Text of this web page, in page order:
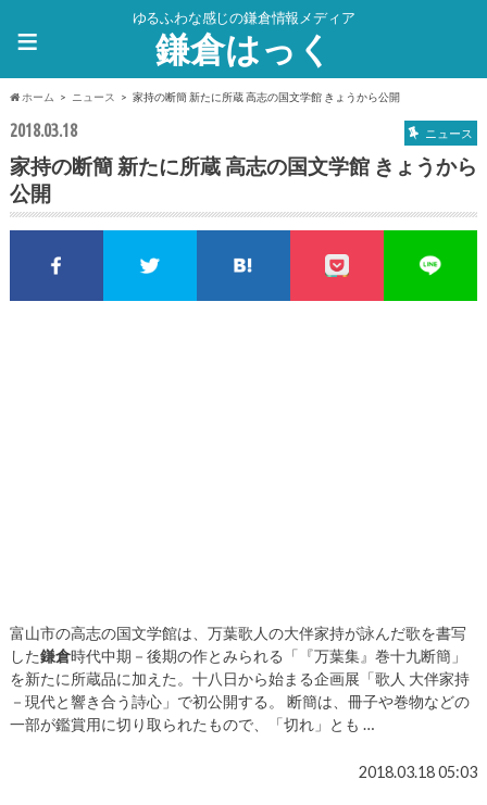
ゆるふわな感じの鎌倉情報メディア
鎌倉はっく
≡
ホーム ニュース 家持の断簡 新たに所蔵 高志の国文学館 きょうから公開
2018.03.18 ニュース
家持の断簡 新たに所蔵 高志の国文学館 きょうから
公開
FacebookでシェアTwitterでシェアこのエントリーをはて
pocket
富山市の高志の国文学館は、万葉歌人の大伴家持が詠んだ歌を書写
した鎌倉時代中期－後期の作とみられる「『万葉集』巻十九断簡」
を新たに所蔵品に加えた。十八日から始まる企画展「歌人 大伴家持
－現代と響き合う詩心」で初公開する。 断簡は、冊子や巻物などの
一部が鑑賞用に切り取られたもので、「切れ」とも …
2018.03.18 05:03